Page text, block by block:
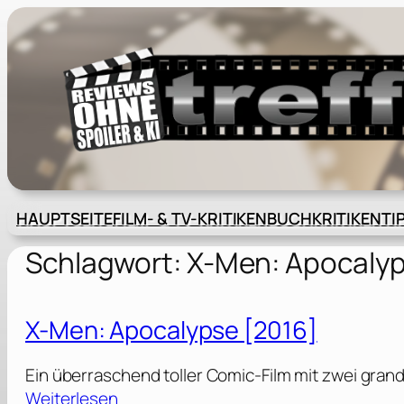
Zum
Inhalt
springen
HAUPTSEITEFILM- & TV-KRITIKENBUCHKRITIKEN
Schlagwort:X-Men:
X-Men: Apocalypse [2016]
Ein überraschend toller Comic-Film mit zwei
Weiterlesen: